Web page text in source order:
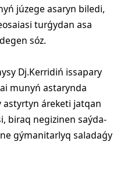
júzege asaryn biledi,
turǵydan asa
sóz.
Dj.Kerridiń issapary
munyń astarynda
astyrtyn áreketi jatqan
biraq negizinen saýda-
gýmanitarlyq saladaǵy